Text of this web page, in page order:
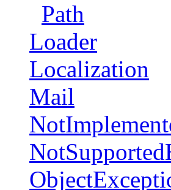
Path
Loader
Localization
Mail